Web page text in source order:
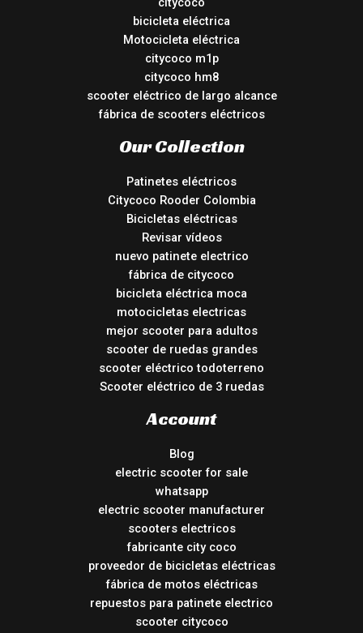
bicicleta eléctrica
Motocicleta eléctrica
citycoco m1p
citycoco hm8
scooter eléctrico de largo alcance
fábrica de scooters eléctricos
Our Collection
Patinetes eléctricos
Citycoco Rooder Colombia
Bicicletas eléctricas
Revisar vídeos
nuevo patinete electrico
fábrica de citycoco
bicicleta eléctrica moca
motocicletas electricas
mejor scooter para adultos
scooter de ruedas grandes
scooter eléctrico todoterreno
Scooter eléctrico de 3 ruedas
Account
Blog
electric scooter for sale
whatsapp
electric scooter manufacturer
scooters electricos
fabricante city coco
proveedor de bicicletas eléctricas
fábrica de motos eléctricas
repuestos para patinete electrico
scooter citycoco